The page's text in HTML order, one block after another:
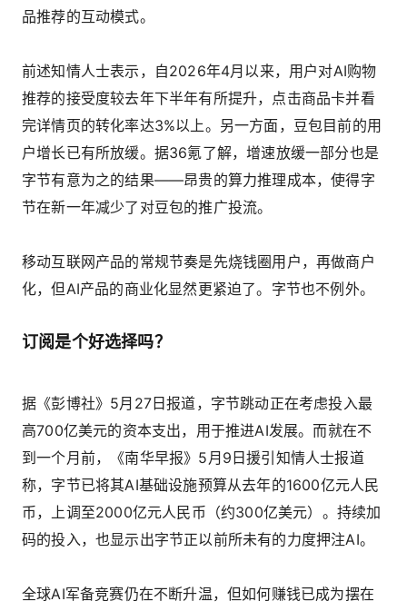
品推荐的互动模式。
前述知情人士表示，自2026年4月以来，用户对AI购物
推荐的接受度较去年下半年有所提升，点击商品卡并看
完详情页的转化率达3%以上。另一方面，豆包目前的用
户增长已有所放缓。据36氪了解，增速放缓一部分也是
字节有意为之的结果——昂贵的算力推理成本，使得字
节在新一年减少了对豆包的推广投流。
移动互联网产品的常规节奏是先烧钱圈用户，再做商户
化，但AI产品的商业化显然更紧迫了。字节也不例外。
订阅是个好选择吗？
据《彭博社》5月27日报道，字节跳动正在考虑投入最
高700亿美元的资本支出，用于推进AI发展。而就在不
到一个月前，《南华早报》5月9日援引知情人士报道
称，字节已将其AI基础设施预算从去年的1600亿元人民
币，上调至2000亿元人民币（约300亿美元）。持续加
码的投入，也显示出字节正以前所未有的力度押注AI。
全球AI军备竞赛仍在不断升温，但如何赚钱已成为摆在